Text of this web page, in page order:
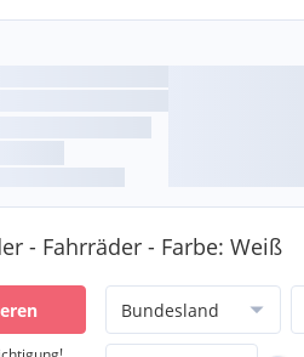
- Fahrräder - Farbe: Weiß
Bundesland